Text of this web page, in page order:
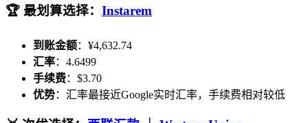
🏆 最划算选择： Instarem
到账金额：¥4,632.74
汇率：4.6499
手续费：$3.70
优势：汇率最接近Google实时汇率，手续费相对较低